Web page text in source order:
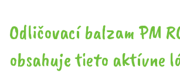
Odličovací balzam PM
obsahuje tieto aktívne